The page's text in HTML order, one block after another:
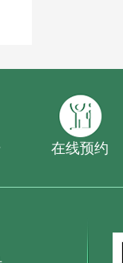
在线预约